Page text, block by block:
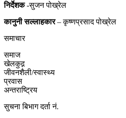
निर्देशक-सुजन पोख्रेल
कानुनी सल्लाहकार– कृष्णप्रसाद पोख्रेल
समाचार
समाज
खेलकुद़़
जीवनशैली/स्वास्थ्य
प्रवास
अन्तराष्ट्रिय
सुचना बिभाग दर्ता नं.